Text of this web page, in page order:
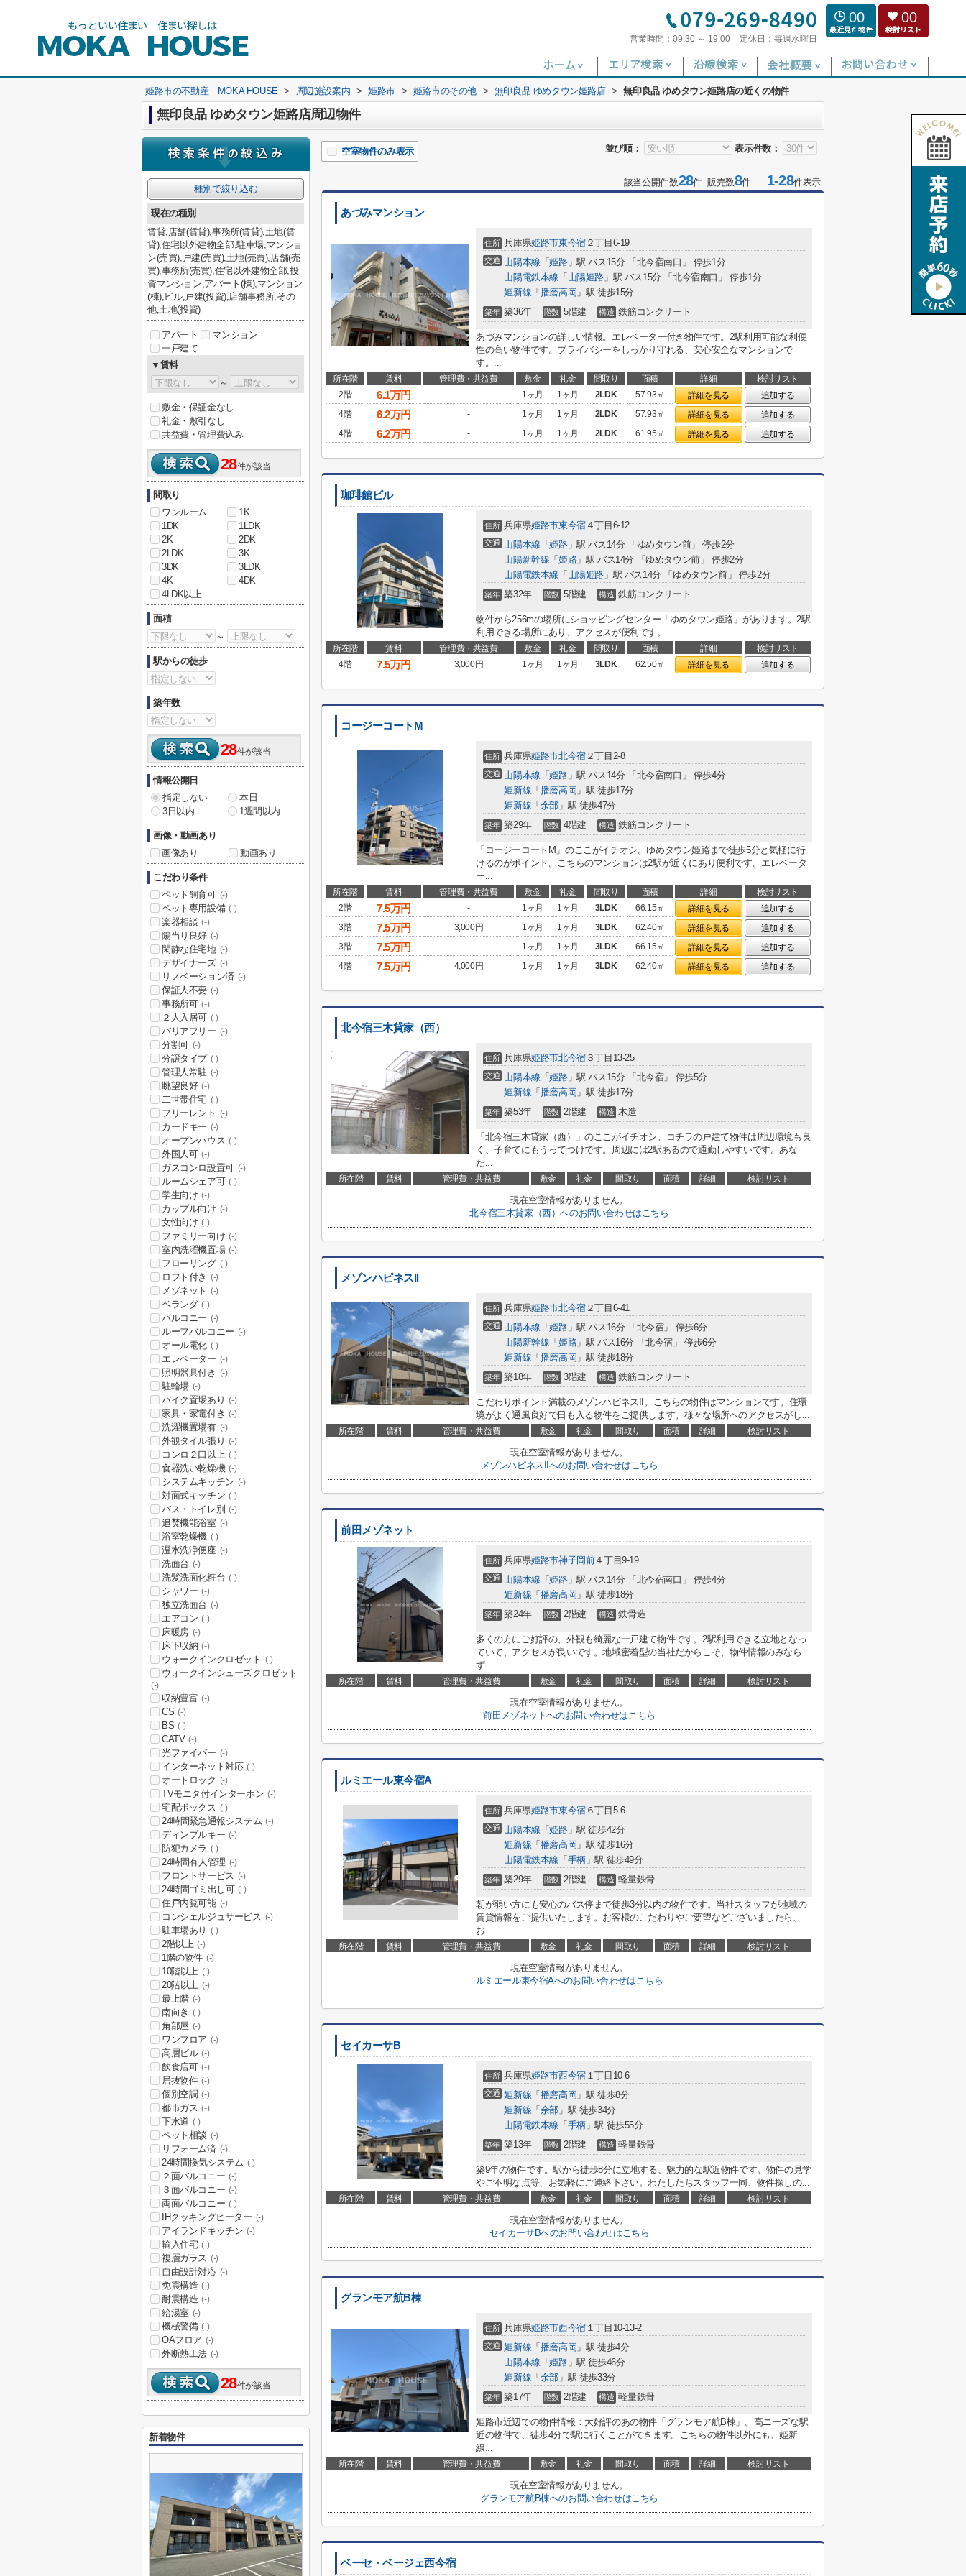
営業時間： 09:30 ～ 19:00 定休日： 毎週水曜日
00 00
姫路市の不動産｜MOKA HOUSE > 周辺施設案内 > 姫路市 > 姫路市のその他 > 無印良品 ゆめタウン姫路店 > 無印良品 ゆめタウン姫路店の近くの物件
無印良品 ゆめタウン姫路店周辺物件
並び順： 表示件数：
空室物件のみ表示
該当公開件数28件 販売数8件1-28件表示
あづみマンション
住所 兵庫県姫路市東今宿２丁目6-19
交通 山陽本線 「姫路」駅 バス15分 「北今宿南口」 停歩1分
山陽電鉄本線 「 山陽姫路 」駅 バス15分 「北今宿南口」 停歩1分
姫新線 「 播磨高岡 」駅 徒歩15分
築年 築36年 階数 5階建 構造 鉄筋コンクリート
あづみマンションの詳しい情報。エレベーター付き物件です。2駅利用可能な利便
性の高い物件です。プライバシーをしっかり守れる、安心安全なマンションで
す。...
所在階 賃料 管理費・共益費 敷金 礼金 間取り 面積 詳細
検討リスト
2階
6.1万円 - 1ヶ月 1ヶ月 2LDK 57.93㎡ 詳細を見る
追加する
4階
6.2万円 - 1ヶ月 1ヶ月 2LDK 57.93㎡ 詳細を見る
追加する
4階
6.2万円 - 1ヶ月 1ヶ月 2LDK 61.95㎡ 詳細を見る 追加する
珈琲館ビル
住所 兵庫県姫路市東今宿４丁目6-12
交通 山陽本線 「姫路」駅 バス14分 「ゆめタウン前」 停歩2分
山陽新幹線 「 姫路」駅 バス14分 「ゆめタウン前」 停歩2分
山陽電鉄本線 「 山陽姫路 」駅 バス14分 「ゆめタウン前」 停歩2分
築年 築32年 階数 5階建 構造 鉄筋コンクリート
物件から256mの場所にショッピングセンター「ゆめタウン姫路」があります。2駅
利用できる場所にあり、アクセスが便利です。
所在階 賃料 管理費・共益費 敷金 礼金 間取り 面積 詳細
検討リスト
4階
7.5万円 3,000円 1ヶ月 1ヶ月 3LDK 62.50㎡ 詳細を見る 追加する
コージーコートM
住所 兵庫県姫路市北今宿２丁目2-8
交通 山陽本線 「姫路」駅 バス14分 「北今宿南口」 停歩4分
姫新線 「 播磨高岡 」駅 徒歩17分
姫新線 「 余部 」駅 徒歩47分
築年 築29年 階数 4階建 構造 鉄筋コンクリート
「コージーコートM」のここがイチオシ。ゆめタウン姫路まで徒歩5分と気軽に行
けるのがポイント。こちらのマンションは2駅が近くにあり便利です。エレベータ
ー...
所在階 賃料 管理費・共益費 敷金 礼金 間取り 面積 詳細
検討リスト
2階
7.5万円 - 1ヶ月 1ヶ月 3LDK 66.15㎡ 詳細を見る
追加する
3階
7.5万円 3,000円 1ヶ月 1ヶ月 3LDK 62.40㎡ 詳細を見る
追加する
3階
7.5万円 - 1ヶ月 1ヶ月 3LDK 66.15㎡ 詳細を見る
追加する
4階
7.5万円 4,000円 1ヶ月 1ヶ月 3LDK 62.40㎡ 詳細を見る 追加する
北今宿三木貸家（西）
住所 兵庫県姫路市北今宿３丁目13-25
交通 山陽本線 「姫路」駅 バス15分 「北今宿」 停歩5分
姫新線 「 播磨高岡 」駅 徒歩17分
築年 築53年 階数 2階建 構造 木造
「北今宿三木貸家（西）」のここがイチオシ。コチラの戸建て物件は周辺環境も良
く、子育てにもうってつけです。周辺には2駅あるので通勤しやすいです。あな
た...
所在階 賃料 管理費・共益費 敷金 礼金 間取り 面積 詳細 検討リスト
現在空室情報がありません。
北今宿三木貸家（西）へのお問い合わせはこちら
メゾンハピネスII
住所 兵庫県姫路市北今宿２丁目6-41
交通 山陽本線 「姫路」駅 バス16分 「北今宿」 停歩6分
山陽新幹線 「 姫路」駅 バス16分 「北今宿」 停歩6分
姫新線 「 播磨高岡 」駅 徒歩18分
築年 築18年 階数 3階建 構造 鉄筋コンクリート
こだわりポイント満載のメゾンハピネスII。こちらの物件はマンションです。住環
境がよく通風良好で日も入る物件をご提供します。様々な場所へのアクセスがし...
所在階 賃料 管理費・共益費 敷金 礼金 間取り 面積 詳細 検討リスト
現在空室情報がありません。
メゾンハピネスIIへのお問い合わせはこちら
前田メゾネット
住所 兵庫県姫路市神子岡前４丁目9-19
交通 山陽本線 「姫路」駅 バス14分 「北今宿南口」 停歩4分
姫新線 「 播磨高岡 」駅 徒歩18分
築年 築24年 階数 2階建 構造 鉄骨造
多くの方にご好評の、外観も綺麗な一戸建て物件です。2駅利用できる立地となっ
ていて、アクセスが良いです。地域密着型の当社だからこそ、物件情報のみなら
ず...
所在階 賃料 管理費・共益費 敷金 礼金 間取り 面積 詳細 検討リスト
現在空室情報がありません。
前田メゾネットへのお問い合わせはこちら
ルミエール東今宿A
住所 兵庫県姫路市東今宿６丁目5-6
交通 山陽本線 「姫路」駅 徒歩42分
姫新線 「 播磨高岡 」駅 徒歩16分
山陽電鉄本線 「 手柄 」駅 徒歩49分
築年 築29年 階数 2階建 構造 軽量鉄骨
朝が弱い方にも安心のバス停まで徒歩3分以内の物件です。当社スタッフが地域の
賃貸情報をご提供いたします。お客様のこだわりやご要望などございましたら、
お...
所在階 賃料 管理費・共益費 敷金 礼金 間取り 面積 詳細 検討リスト
現在空室情報がありません。
ルミエール東今宿Aへのお問い合わせはこちら
セイカーサB
住所 兵庫県姫路市西今宿１丁目10-6
交通 姫新線 「 播磨高岡 」駅 徒歩8分
姫新線 「 余部 」駅 徒歩34分
山陽電鉄本線 「 手柄 」駅 徒歩55分
築年 築13年 階数 2階建 構造 軽量鉄骨
築9年の物件です。駅から徒歩8分に立地する、魅力的な駅近物件です。物件の見学
やご不明な点等、お気軽にご連絡下さい。わたしたちスタッフ一同、物件探しの...
所在階 賃料 管理費・共益費 敷金 礼金 間取り 面積 詳細 検討リスト
現在空室情報がありません。
セイカーサBへのお問い合わせはこちら
グランモア航B棟
住所 兵庫県姫路市西今宿１丁目10-13-2
交通 姫新線 「 播磨高岡 」駅 徒歩4分
山陽本線 「姫路」駅 徒歩46分
姫新線 「 余部 」駅 徒歩33分
築年 築17年 階数 2階建 構造 軽量鉄骨
姫路市近辺での物件情報：大好評のあの物件「グランモア航B棟」。高ニーズな駅
近の物件で、徒歩4分で駅に行くことができます。こちらの物件以外にも、姫新
線...
所在階 賃料 管理費・共益費 敷金 礼金 間取り 面積 詳細 検討リスト
現在空室情報がありません。
グランモア航B棟へのお問い合わせはこちら
ベーセ・ベージェ西今宿
種別で絞り込む
現在の種別
賃貸,店舗(賃貸),事務所(賃貸),土地(賃
貸),住宅以外建物全部,駐車場,マンショ
ン(売買),戸建(売買),土地(売買),店舗(売
買),事務所(売買),住宅以外建物全部,投
資マンション,アパート(棟),マンション
(棟),ビル,戸建(投資),店舗事務所,その
他,土地(投資)
アパート
マンション
一戸建て
▼賃料
～
敷金・保証金なし
礼金・敷引なし
共益費・管理費込み
28件が該当
間取り
ワンルーム
1K
1DK
1LDK
2K
2DK
2LDK
3K
3DK
3LDK
4K
4DK
4LDK以上
面積
～
駅からの徒歩
築年数
28件が該当
情報公開日
指定しない
本日
3日以内
1週間以内
画像・動画あり
画像あり
動画あり
こだわり条件
ペット飼育可 (-)
ペット専用設備 (-)
楽器相談 (-)
陽当り良好 (-)
閑静な住宅地 (-)
デザイナーズ (-)
リノベーション済 (-)
保証人不要 (-)
事務所可 (-)
２人入居可 (-)
バリアフリー (-)
分割可 (-)
分譲タイプ (-)
管理人常駐 (-)
眺望良好 (-)
二世帯住宅 (-)
フリーレント (-)
カードキー (-)
オープンハウス (-)
外国人可 (-)
ガスコンロ設置可 (-)
ルームシェア可 (-)
学生向け (-)
カップル向け (-)
女性向け (-)
ファミリー向け (-)
室内洗濯機置場 (-)
フローリング (-)
ロフト付き (-)
メゾネット (-)
ベランダ (-)
バルコニー (-)
ルーフバルコニー (-)
オール電化 (-)
エレベーター (-)
照明器具付き (-)
駐輪場 (-)
バイク置場あり (-)
家具・家電付き (-)
洗濯機置場有 (-)
外観タイル張り (-)
コンロ２口以上 (-)
食器洗い乾燥機 (-)
システムキッチン (-)
対面式キッチン (-)
バス・トイレ別 (-)
追焚機能浴室 (-)
浴室乾燥機 (-)
温水洗浄便座 (-)
洗面台 (-)
洗髪洗面化粧台 (-)
シャワー (-)
独立洗面台 (-)
エアコン (-)
床暖房 (-)
床下収納 (-)
ウォークインクロゼット (-)
ウォークインシューズクロゼット
(-)
収納豊富 (-)
CS (-)
BS (-)
CATV (-)
光ファイバー (-)
インターネット対応 (-)
オートロック (-)
TVモニタ付インターホン (-)
宅配ボックス (-)
24時間緊急通報システム (-)
ディンプルキー (-)
防犯カメラ (-)
24時間有人管理 (-)
フロントサービス (-)
24時間ゴミ出し可 (-)
住戸内覧可能 (-)
コンシェルジュサービス (-)
駐車場あり (-)
2階以上 (-)
1階の物件 (-)
10階以上 (-)
20階以上 (-)
最上階 (-)
南向き (-)
角部屋 (-)
ワンフロア (-)
高層ビル (-)
飲食店可 (-)
居抜物件 (-)
個別空調 (-)
都市ガス (-)
下水道 (-)
ペット相談 (-)
リフォーム済 (-)
24時間換気システム (-)
２面バルコニー (-)
３面バルコニー (-)
両面バルコニー (-)
IHクッキングヒーター (-)
アイランドキッチン (-)
輸入住宅 (-)
複層ガラス (-)
自由設計対応 (-)
免震構造 (-)
耐震構造 (-)
給湯室 (-)
機械警備 (-)
OAフロア (-)
外断熱工法 (-)
28件が該当
新着物件